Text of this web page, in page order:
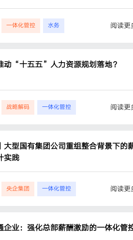
一体化管控 水务 阅读更
动“十五五”人力资源规划落地？
战略解码 一体化管控 阅读更
大型国有集团公司重组整合背景下的
实践
央企集团 一体化管控 阅读更
企业：强化总部薪酬激励的一体化管